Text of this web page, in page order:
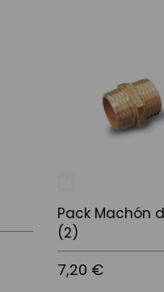
Pack Machón
(2)
7,20 €